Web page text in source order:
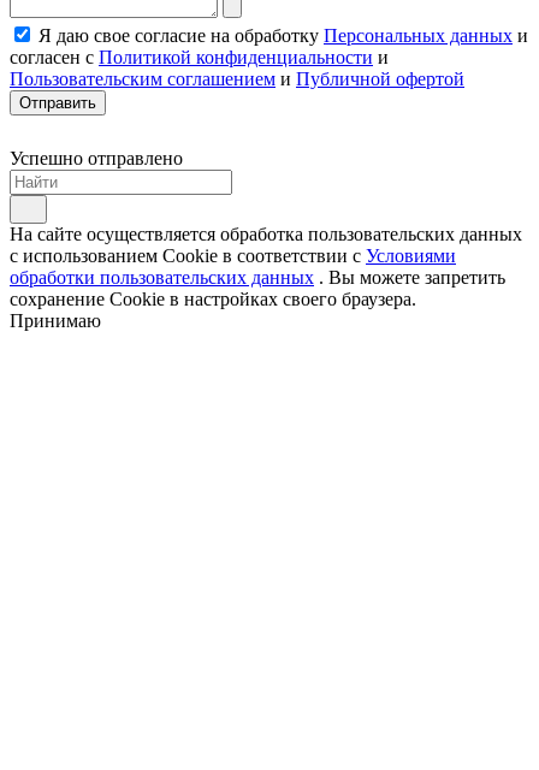
Я даю свое согласие на обработку Персональных данных и
согласен с Политикой конфиденциальности и
Пользовательским соглашением и Публичной офертой
Отправить
Успешно отправлено
На сайте осуществляется обработка пользовательских данных
с использованием Cookie в соответствии с Условиями
обработки пользовательских данных . Вы можете запретить
сохранение Cookie в настройках своего браузера.
Принимаю